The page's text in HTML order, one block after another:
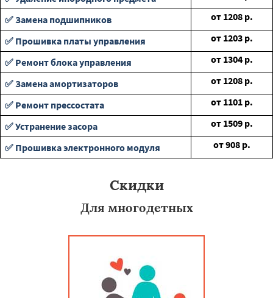
✅ Замена подшипников
от 1208 р.
✅ Прошивка платы управления
от 1203 р.
✅ Ремонт блока управления
от 1304 р.
✅ Замена амортизаторов
от 1208 р.
✅ Ремонт прессостата
от 1101 р.
✅ Устранение засора
от 1509 р.
✅ Прошивка электронного модуля
от908 р.
Скидки
Для многодетных